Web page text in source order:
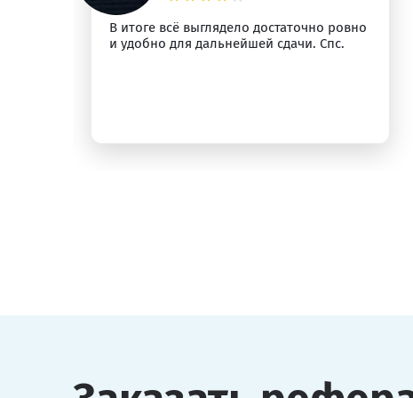
В итоге всё выглядело достаточно ровно
и удобно для дальнейшей сдачи. Спс.